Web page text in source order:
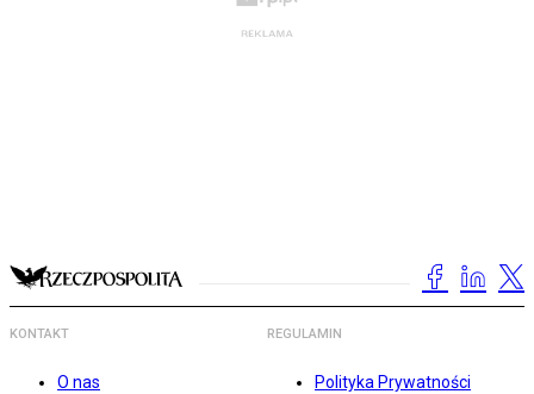
KONTAKT
O nas
REGULAMIN
Polityka Prywatności